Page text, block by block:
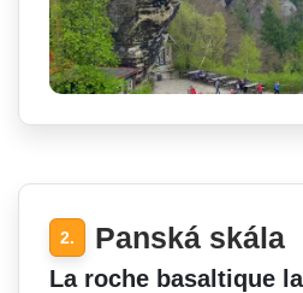
2. Panská skála
La roche basaltique